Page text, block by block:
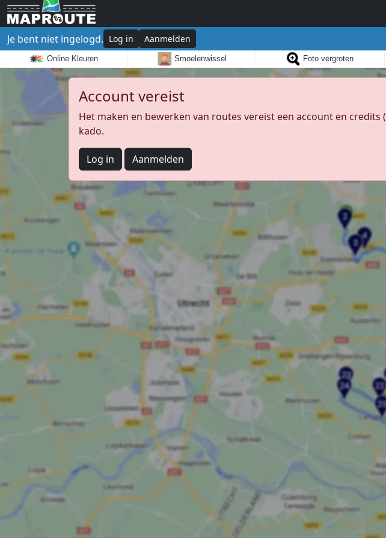
Je bent niet ingelogd. Log in Aanmelden
Online Kleuren Smoelenwissel Foto vergroten
Account vereist
Het maken en bewerken van routes vereist een account en credits (
kado.
Log in Aanmelden